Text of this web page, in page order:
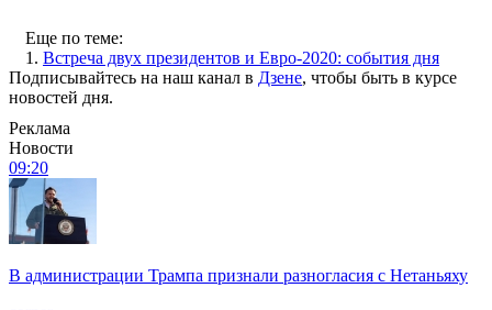
Еще по теме:
1. Встреча двух президентов и Евро-2020: события дня
Подписывайтесь на наш канал в Дзене, чтобы быть в курсе
новостей дня.
Реклама
Новости
09:20
В администрации Трампа признали разногласия с Нетаньяху